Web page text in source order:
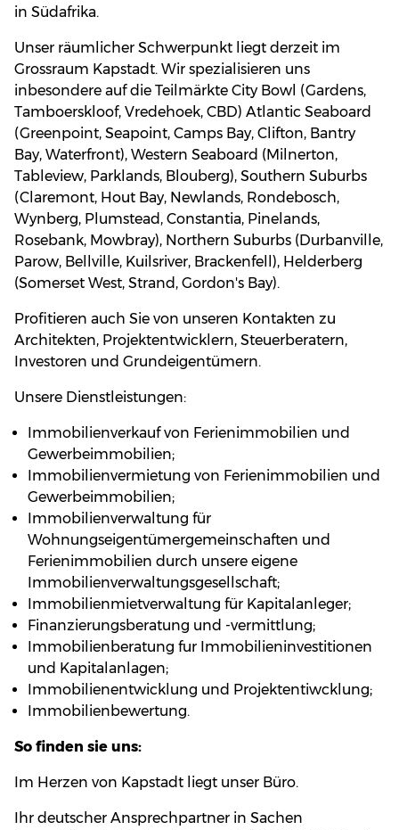
in Südafrika.
Unser räumlicher Schwerpunkt liegt derzeit im
Grossraum Kapstadt. Wir spezialisieren uns
inbesondere auf die Teilmärkte City Bowl (Gardens,
Tamboerskloof, Vredehoek, CBD) Atlantic Seaboard
(Greenpoint, Seapoint, Camps Bay, Clifton, Bantry
Bay, Waterfront), Western Seaboard (Milnerton,
Tableview, Parklands, Blouberg), Southern Suburbs
(Claremont, Hout Bay, Newlands, Rondebosch,
Wynberg, Plumstead, Constantia, Pinelands,
Rosebank, Mowbray), Northern Suburbs (Durbanville,
Parow, Bellville, Kuilsriver, Brackenfell), Helderberg
(Somerset West, Strand, Gordon's Bay).
Profitieren auch Sie von unseren Kontakten zu
Architekten, Projektentwicklern, Steuerberatern,
Investoren und Grundeigentümern.
Unsere Dienstleistungen:
Immobilienverkauf von Ferienimmobilien und
Gewerbeimmobilien;
Immobilienvermietung von Ferienimmobilien und
Gewerbeimmobilien;
Immobilienverwaltung für
Wohnungseigentümergemeinschaften und
Ferienimmobilien durch unsere eigene
Immobilienverwaltungsgesellschaft;
Immobilienmietverwaltung für Kapitalanleger;
Finanzierungsberatung und -vermittlung;
Immobilienberatung fur Immobilieninvestitionen
und Kapitalanlagen;
Immobilienentwicklung und Projektentiwcklung;
Immobilienbewertung.
So finden sie uns:
Im Herzen von Kapstadt liegt unser Büro.
Ihr deutscher Ansprechpartner in Sachen